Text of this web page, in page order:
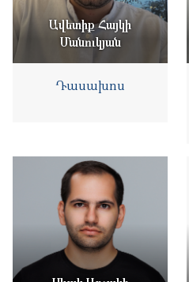
Ավետիք Հայկի
Մանուկյան
Դասախոս